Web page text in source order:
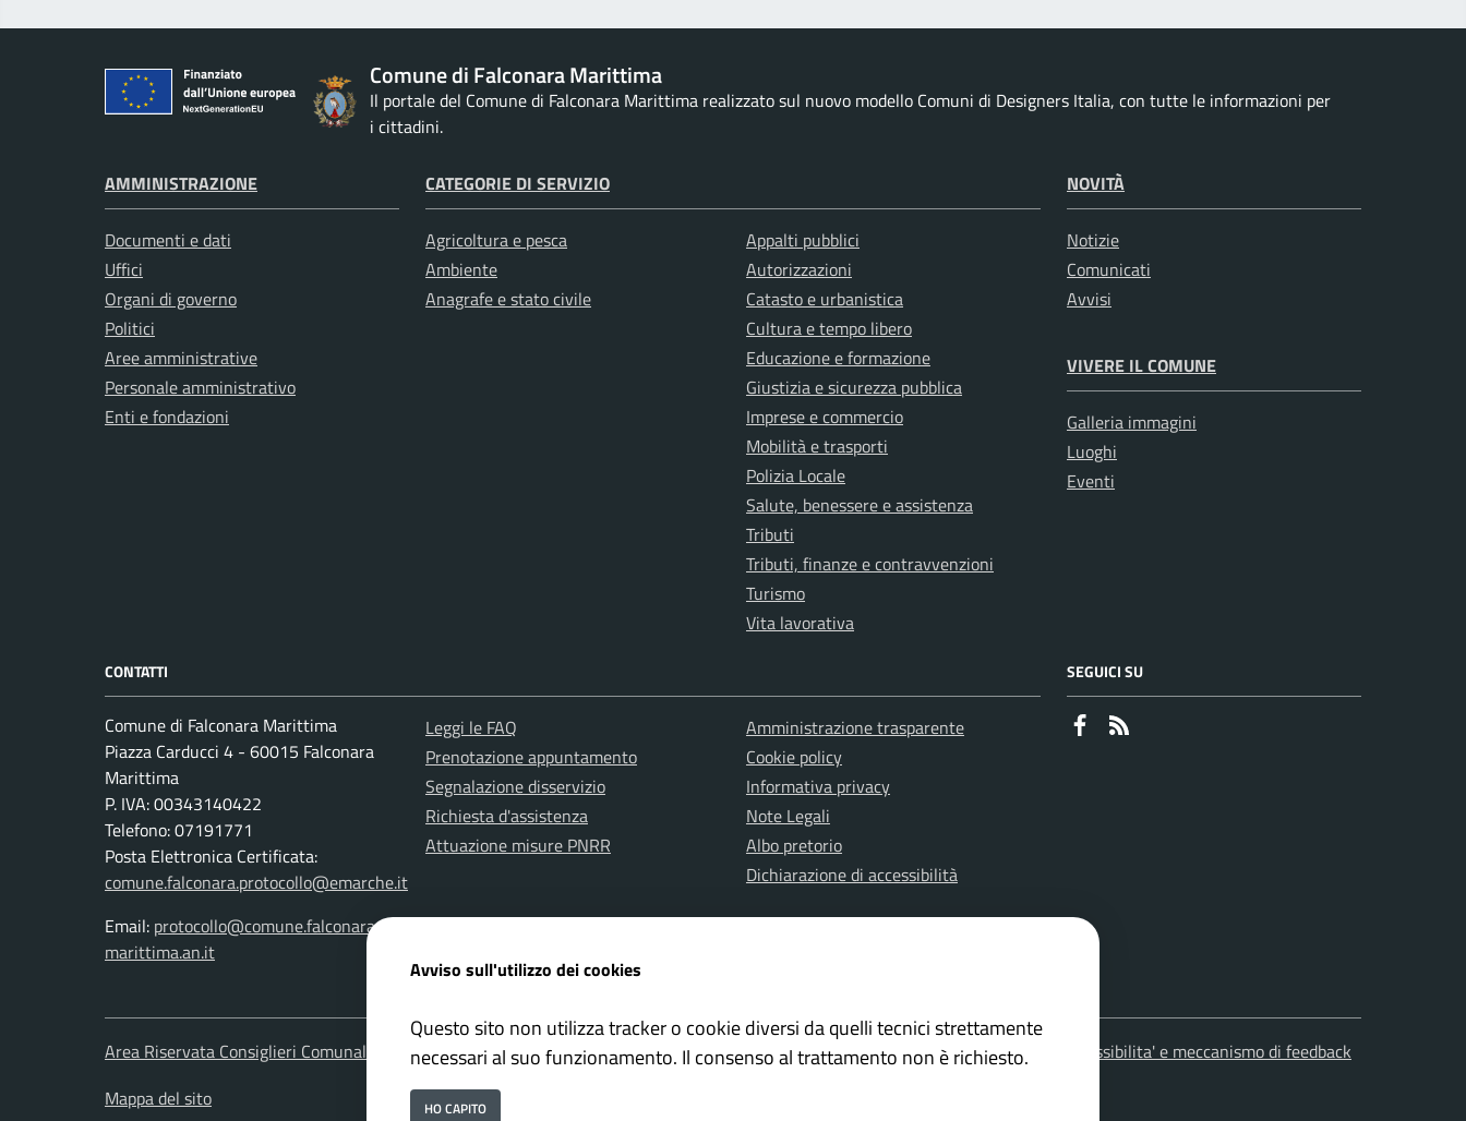
Comune di Falconara Marittima
Il portale del Comune di Falconara Marittima realizzato sul nuovo modello Comuni di Designers Italia, con tutte le informazioni per
i cittadini.
AMMINISTRAZIONE
Documenti e dati
Uffici
Organi di governo
Politici
Aree amministrative
Personale amministrativo
Enti e fondazioni
CATEGORIE DI SERVIZIO
Agricoltura e pesca
Ambiente
Anagrafe e stato civile
Appalti pubblici
Autorizzazioni
Catasto e urbanistica
Cultura e tempo libero
Educazione e formazione
Giustizia e sicurezza pubblica
Imprese e commercio
Mobilità e trasporti
Polizia Locale
Salute, benessere e assistenza
Tributi
Tributi, finanze e contravvenzioni
Turismo
Vita lavorativa
NOVITÀ
Notizie
Comunicati
Avvisi
VIVERE IL COMUNE
Galleria immagini
Luoghi
Eventi
CONTATTI
Comune di Falconara Marittima
Piazza Carducci 4 - 60015 Falconara
Marittima
P. IVA: 00343140422
Telefono: 07191771
Posta Elettronica Certificata:
comune.falconara.protocollo@emarche.it
Email: protocollo@comune.falconara-
marittima.an.it
Leggi le FAQ
Prenotazione appuntamento
Segnalazione disservizio
Richiesta d'assistenza
Attuazione misure PNRR
Amministrazione trasparente
Cookie policy
Informativa privacy
Note Legali
Albo pretorio
Dichiarazione di accessibilità
SEGUICI SU
Faceboook
Area Riservata Consiglieri Comunali Area Riservata Polizia Locale Whistleblowing – Segnalazioni illeciti
Accessibilita' e meccanismo di feedback
Mappa del sito
Avviso sull'utilizzo dei cookies
Questo sito non utilizza tracker o cookie diversi da quelli tecnici strettamente
necessari al suo funzionamento. Il consenso al trattamento non è richiesto.
HO CAPITO